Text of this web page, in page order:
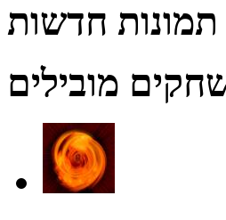
תמונות חדשות
מובילים